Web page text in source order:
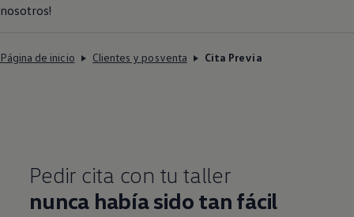
nosotros!
Página de inicio Clientes y posventa Cita Previa
Pedir cita con tu taller
nunca había sido tan fácil